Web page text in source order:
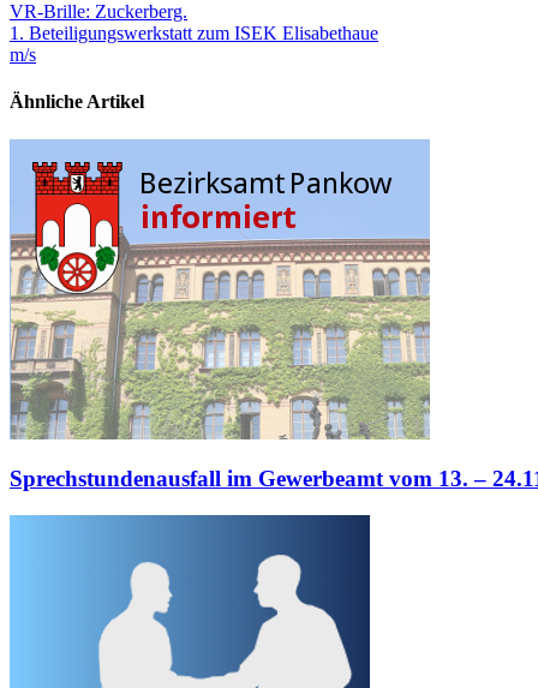
VR-Brille: Zuckerberg.
1. Beteiligungswerkstatt zum ISEK Elisabethaue
m/s
Ähnliche Artikel
Sprechstundenausfall im Gewerbeamt vom 13. –